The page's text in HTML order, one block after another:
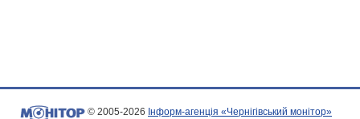
© 2005-2026 Інформ-агенція «Чернігівський монітор»